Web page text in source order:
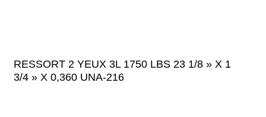
RESSORT 2 YEUX 3L 1750 LBS 23 1/8 » X 1
3/4 » X 0,360 UNA-216